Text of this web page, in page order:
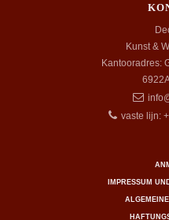
Kunst &
Kantooradres:
vaste lijn:
IMPRESSUM